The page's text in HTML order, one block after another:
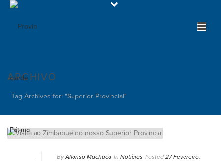
ARCHIVO
Tag Archives for: "Superior Provincial"
By Alfonso Machuca In Notícias Posted 27 Fevereiro,